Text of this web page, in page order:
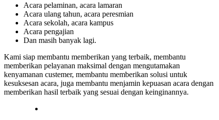
Acara pelaminan, acara lamaran
Acara ulang tahun, acara peresmian
Acara sekolah, acara kampus
Acara pengajian
Dan masih banyak lagi.
Kami siap membantu memberikan yang terbaik, membantu
memberikan pelayanan maksimal dengan mengutamakan
kenyamanan custemer, membantu memberikan solusi untuk
kesuksesan acara, juga membantu menjamin kepuasan acara dengan
memberikan hasil terbaik yang sesuai dengan keinginannya.